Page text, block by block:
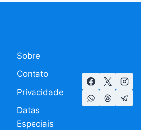
Sobre
Contato
Privacidade
Datas
Especiais